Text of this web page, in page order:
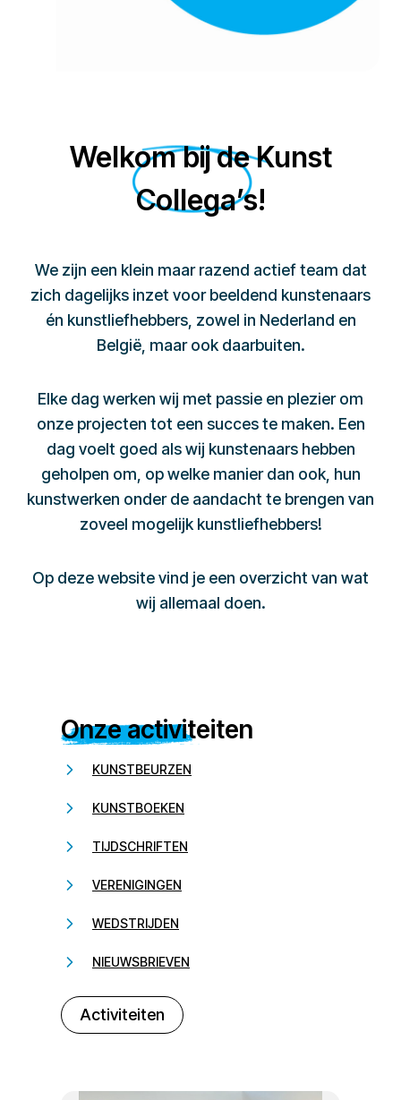
Welkom bij de Kunst
Collega’s!
We zijn een klein maar razend actief team dat
zich dagelijks inzet voor beeldend kunstenaars
én kunstliefhebbers, zowel in Nederland en
België, maar ook daarbuiten.
Elke dag werken wij met passie en plezier om
onze projecten tot een succes te maken. Een
dag voelt goed als wij kunstenaars hebben
geholpen om, op welke manier dan ook, hun
kunstwerken onder de aandacht te brengen van
zoveel mogelijk kunstliefhebbers!
Op deze website vind je een overzicht van wat
wij allemaal doen.
Onze activiteiten
KUNSTBEURZEN
KUNSTBOEKEN
TIJDSCHRIFTEN
VERENIGINGEN
WEDSTRIJDEN
NIEUWSBRIEVEN
Activiteiten
232323